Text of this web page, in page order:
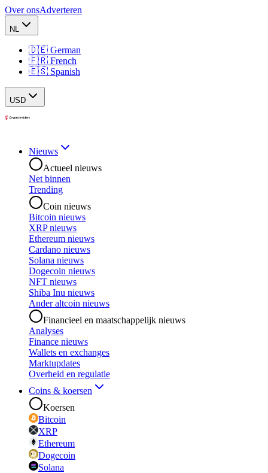
Over onsAdverteren
NL
🇩🇪 German
🇫🇷 French
🇪🇸 Spanish
USD
Nieuws
Actueel nieuws
Net binnen
Trending
Coin nieuws
Bitcoin nieuws
XRP nieuws
Ethereum nieuws
Cardano nieuws
Solana nieuws
Dogecoin nieuws
NFT nieuws
Shiba Inu nieuws
Ander altcoin nieuws
Financieel en maatschappelijk nieuws
Analyses
Finance nieuws
Wallets en exchanges
Marktupdates
Overheid en regulatie
Coins & koersen
Koersen
Bitcoin
XRP
Ethereum
Dogecoin
Solana